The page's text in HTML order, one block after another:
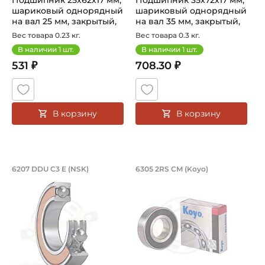
шариковый однорядный
на вал 25 мм, закрытый,
уве...
Вес товара 0.23 кг.
В наличии 1 шт.
531 ₽
В корзину
шариковый однорядный
на вал 35 мм, закрытый,
улу...
Вес товара 0.3 кг.
В наличии 1 шт.
708.30 ₽
В корзину
Подшипник 35х72х17 мм, шариковый
6207 DDU C3 E (NSK) Подшипник
6305 2RS CM (Koyo)